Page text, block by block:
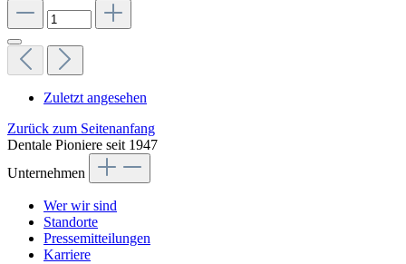
Zuletzt angesehen
Zurück zum Seitenanfang
Dentale Pioniere seit 1947
Unternehmen
Wer wir sind
Standorte
Pressemitteilungen
Karriere